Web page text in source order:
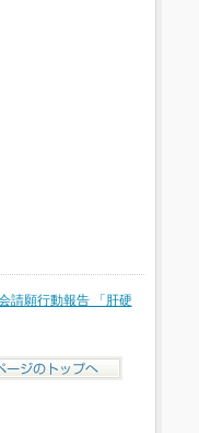
請願行動報告 「肝硬